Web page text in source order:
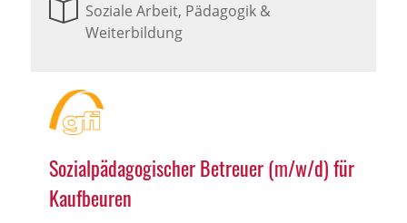
Soziale Arbeit, Pädagogik &
Weiterbildung
Sozialpädagogischer Betreuer (m/w/d) für
Kaufbeuren